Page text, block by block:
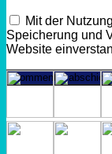
Mit der
Speicherung und
Website